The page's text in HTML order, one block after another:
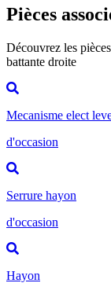
Pièces
Découvrez les
battante droite
Mecanisme elect
d'occasion
Serrure hayon
d'occasion
Hayon